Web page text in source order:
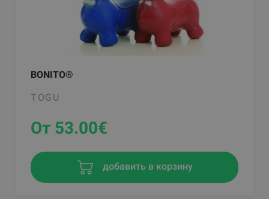
BONITO®
TOGU
От 53.00€
добавить в корзину